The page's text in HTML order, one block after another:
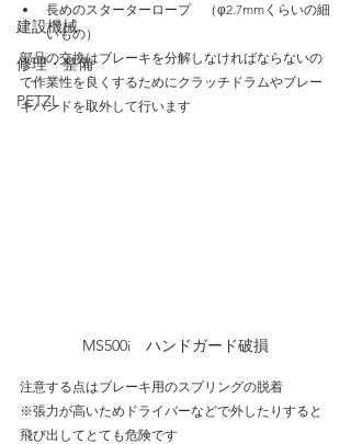
建設機械
修理・整備
PETZL
長めのスターターロープ　（φ2.7mmくらいの細
いもの）
部品の交換はブレーキを分解しなければならないの
で作業性を良くするためにクラッチドラムやブレー
キバンドを取外して行います
MS500i　ハンドガード破損
注意する点はブレーキ用のスプリングの脱着
※張力が高いためドライバーなどで外したりすると
飛び出してとても危険です